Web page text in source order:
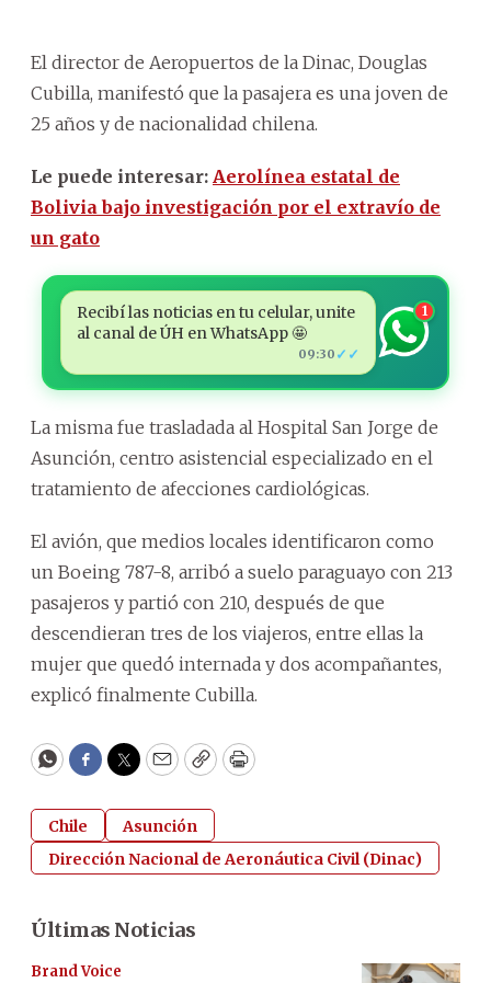
El director de Aeropuertos de la Dinac, Douglas
Cubilla, manifestó que la pasajera es una joven de
25 años y de nacionalidad chilena.
Le puede interesar: Aerolínea estatal de
Bolivia bajo investigación por el extravío de
un gato
Recibí las noticias en tu celular, unite
al canal de ÚH en WhatsApp 🤩
09:30 ✓✓
1
La misma fue trasladada al Hospital San Jorge de
Asunción, centro asistencial especializado en el
tratamiento de afecciones cardiológicas.
El avión, que medios locales identificaron como
un Boeing 787-8, arribó a suelo paraguayo con 213
pasajeros y partió con 210, después de que
descendieran tres de los viajeros, entre ellas la
mujer que quedó internada y dos acompañantes,
explicó finalmente Cubilla.
WhatsApp
Facebook
Twitter
EmailCopyPrint
Chile
Asunción
Dirección Nacional de Aeronáutica Civil (Dinac)
Últimas Noticias
Brand Voice